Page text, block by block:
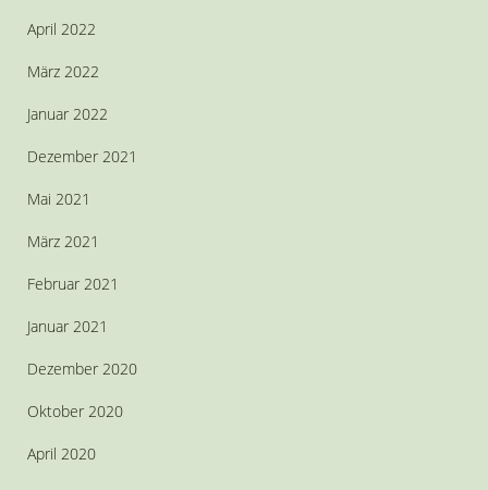
April 2022
März 2022
Januar 2022
Dezember 2021
Mai 2021
März 2021
Februar 2021
Januar 2021
Dezember 2020
Oktober 2020
April 2020